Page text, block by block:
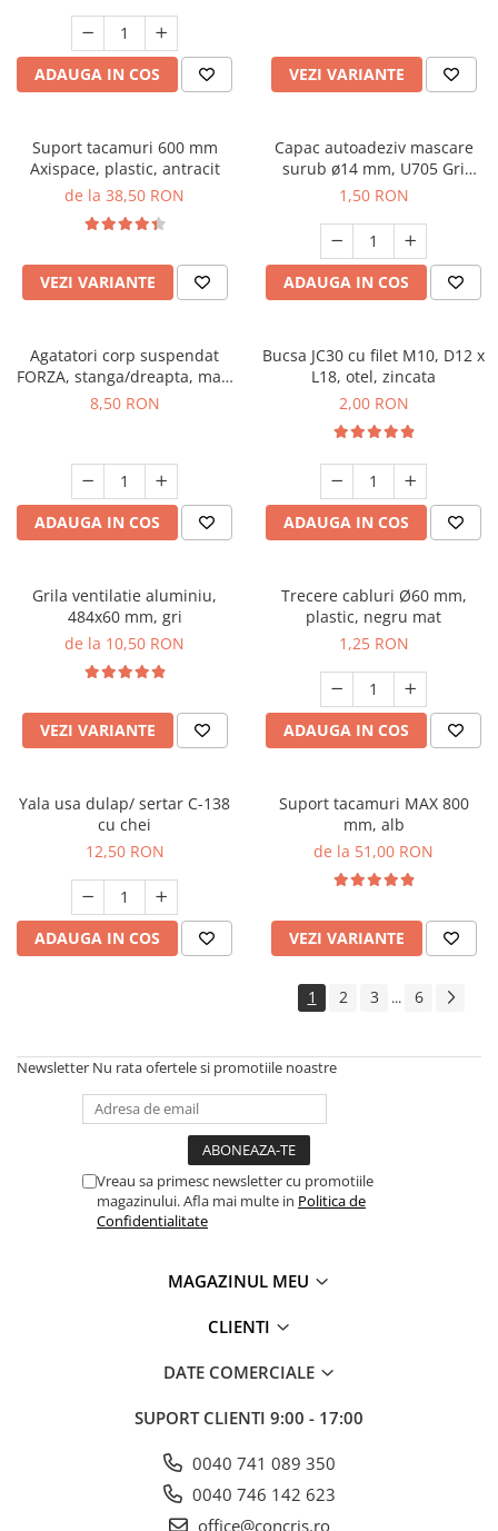
ADAUGA IN COS VEZI VARIANTE
Suport tacamuri 600 mm
Axispace, plastic, antracit
de la 38,50 RON
VEZI VARIANTE
Capac autoadeziv mascare
surub ø14 mm, U705 Gri
Angora, folie 25 buc
1,50 RON
ADAUGA IN COS
Agatatori corp suspendat
FORZA, stanga/dreapta, max.
150 kg
8,50 RON
ADAUGA IN COS
Bucsa JC30 cu filet M10, D12 x
L18, otel, zincata
2,00 RON
ADAUGA IN COS
Grila ventilatie aluminiu,
484x60 mm, gri
de la 10,50 RON
VEZI VARIANTE
Trecere cabluri Ø60 mm,
plastic, negru mat
1,25 RON
ADAUGA IN COS
Yala usa dulap/ sertar C-138
cu chei
12,50 RON
ADAUGA IN COS
Suport tacamuri MAX 800
mm, alb
de la 51,00 RON
VEZI VARIANTE
1 2 3 ... 6
Newsletter Nu rata ofertele si promotiile noastre
Vreau sa primesc newsletter cu promotiile
magazinului. Afla mai multe in Politica de
Confidentialitate
MAGAZINUL MEU
CLIENTI
DATE COMERCIALE
SUPORT CLIENTI 9:00 - 17:00
0040 741 089 350
0040 746 142 623
office@concris.ro